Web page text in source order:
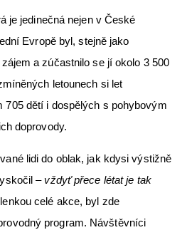
je jedinečná nejen v České
Evropě byl, stejně jako
a zúčastnilo se jí okolo 3 500
letounech si let
705 dětí i dospělých s pohybovým
doprovody.
lidi do oblak, jak kdysi výstižně
– vždyť přece létat je tak
celé akce, byl zde
program. Návštěvníci